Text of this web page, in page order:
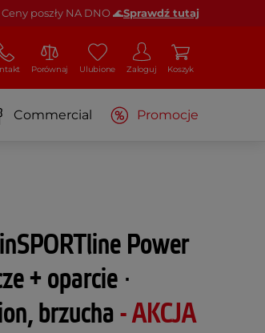
Ceny poszły NA DNO 🌊Sprawdź tutaj
Porównaj Ulubione Zaloguj Koszyk
Commercial Promocje
Power
+ oparcie ∙
brzucha- AKCJA